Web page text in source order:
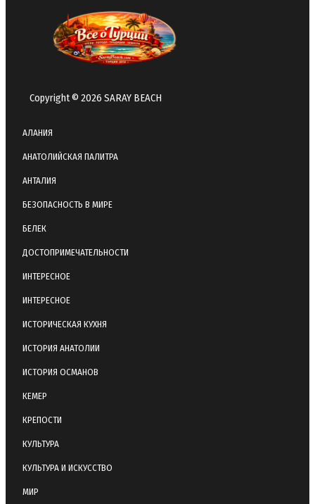
Copyright © 2026 SARAY BEACH
АЛАНИЯ
АНАТОЛИЙСКАЯ ПАЛИТРА
АНТАЛИЯ
БЕЗОПАСНОСТЬ В МИРЕ
БЕЛЕК
ДОСТОПРИМЕЧАТЕЛЬНОСТИ
ИНТЕРЕСНОЕ
ИНТЕРЕСНОЕ
ИСТОРИЧЕСКАЯ КУХНЯ
ИСТОРИЯ АНАТОЛИИ
ИСТОРИЯ ОСМАНОВ
КЕМЕР
КРЕПОСТИ
КУЛЬТУРА
КУЛЬТУРА И ИСКУССТВО
МИР